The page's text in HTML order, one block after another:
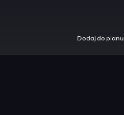
Dodaj do planu